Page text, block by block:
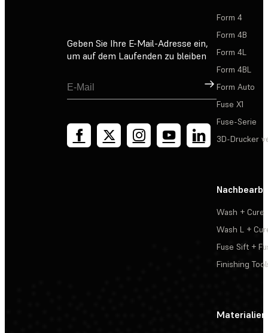
Geben Sie Ihre E-Mail-Adresse ein,
um auf dem Laufenden zu bleiben
Registrieren
Form 4
Form 4B
Form 4L
Form 4BL
Form Auto
Fuse X1
Fuse-Serie
3D-Drucker
Wash + Cure
Wash L +
Fuse Sift +
Finishing
Materialien